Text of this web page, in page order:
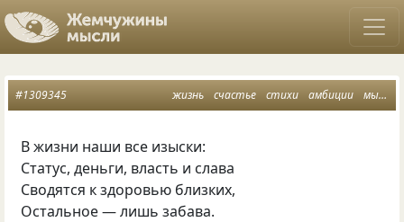
жизнь счастье стихи амбиции мысли
#1309345
В жизни наши все изыски:
Статус, деньги, власть и слава
Сводятся к здоровью близких,
Остальное — лишь забава.